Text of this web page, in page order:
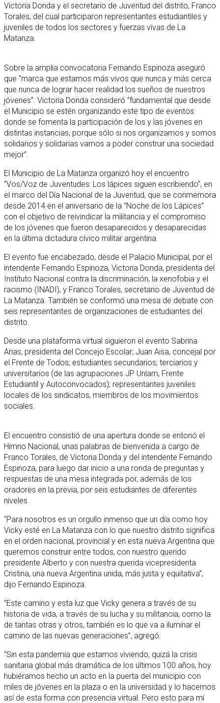
Victoria Donda y el secretario de Juventud del distrito, Franco
Torales, del cual participaron representantes estudiantiles y
juveniles de todos los sectores y fuerzas vivas de La
Matanza.
Sobre la amplia convocatoria Fernando Espinoza aseguró
que “marca que estamos más vivos que nunca y más cerca
que nunca de lograr hacer realidad los sueños de nuestros
jóvenes”. Victoria Donda consideró “fundamental que desde
el Municipio se estén organizando este tipo de eventos
donde se fomenta la participación de los y las jóvenes en
distintas instancias, porque sólo si nos organizamos y somos
solidarios y solidarias vamos a poder construir una sociedad
mejor”.
El Municipio de La Matanza organizó hoy el encuentro
“Vos/Voz de Juventudes: Los lápices siguen escribiendo”, en
el marco del Día Nacional de la Juventud, que se conmemora
desde 2014 en el aniversario de la “Noche de los Lápices”
con el objetivo de reivindicar la militancia y el compromiso
de los jóvenes que fueron desaparecidos y desaparecidas
en la última dictadura cívico militar argentina.
El evento fue encabezado, desde el Palacio Municipal, por el
intendente Fernando Espinoza, Victoria Donda, presidenta del
Instituto Nacional contra la discriminación, la xenofobia y el
racismo (INADI), y Franco Torales, secretario de Juventud de
La Matanza. También se conformó una mesa de debate con
seis representantes de organizaciones de estudiantes del
distrito.
Desde una plataforma virtual siguieron el evento Sabrina
Arias, presidenta del Concejo Escolar; Juan Aisa, concejal por
el Frente de Todos; estudiantes secundarios, terciarios y
universitarios (de las agrupaciones JP Unlam, Frente
Estudiantil y Autoconvocados); representantes juveniles
locales de los sindicatos, miembros de los movimientos
sociales.
El encuentro consistió de una apertura donde se entonó el
Himno Nacional, unas palabras de bienvenida a cargo de
Franco Torales, de Victoria Donda y del intendente Fernando
Espinoza, para luego dar inicio a una ronda de preguntas y
respuestas de una mesa integrada por, además de los
oradores en la previa, por seis estudiantes de diferentes
niveles.
“Para nosotros es un orgullo inmenso que un día como hoy
Vicky esté en La Matanza con lo que nuestro distrito significa
en el orden nacional, provincial y en esta nueva Argentina que
queremos construir entre todos, con nuestro querido
presidente Alberto y con nuestra querida vicepresidenta
Cristina, una nueva Argentina unida, más justa y equitativa”,
dijo Fernando Espinoza.
“Este camino y esta luz que Vicky genera a través de su
historia de vida, a través de su lucha y su militancia, como la
de tantas otras y otros, también es lo que va a iluminar el
camino de las nuevas generaciones”, agregó.
“Sin esta pandemia que estamos viviendo, quizá la crisis
sanitaria global más dramática de los últimos 100 años, hoy
hubiéramos hecho un acto en la puerta del municipio con
miles de jóvenes en la plaza o en la universidad y lo hacemos
así de esta forma con presencia virtual. Pero esto para mí